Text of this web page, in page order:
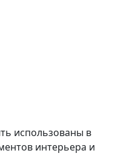
использованы в
интерьера и